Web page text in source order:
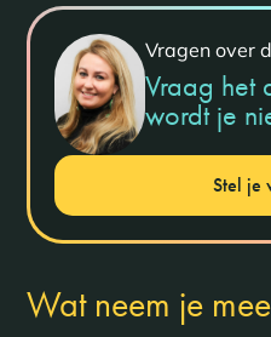
Vragen over
Vraag het
wordt je
Stel je
Wat neem je mee